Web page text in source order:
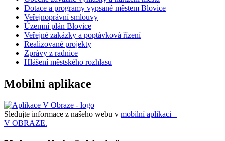
Dotace a programy vypsané městem Blovice
Veřejnoprávní smlouvy
Územní plán Blovice
Veřejné zakázky a poptávková řízení
Realizované projekty
Zprávy z radnice
Hlášení městského rozhlasu
Mobilní aplikace
Sledujte informace z našeho webu v mobilní aplikaci –
V OBRAZE.